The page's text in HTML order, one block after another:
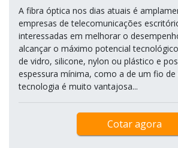
A fibra óptica nos dias atuais é
empresas de telecomunicações
interessadas em melhorar o
alcançar o máximo potencial
de vidro, silicone, nylon ou plástico e
espessura mínima, como a de um fio de
tecnologia é muito vantajosa...
Cotar agora